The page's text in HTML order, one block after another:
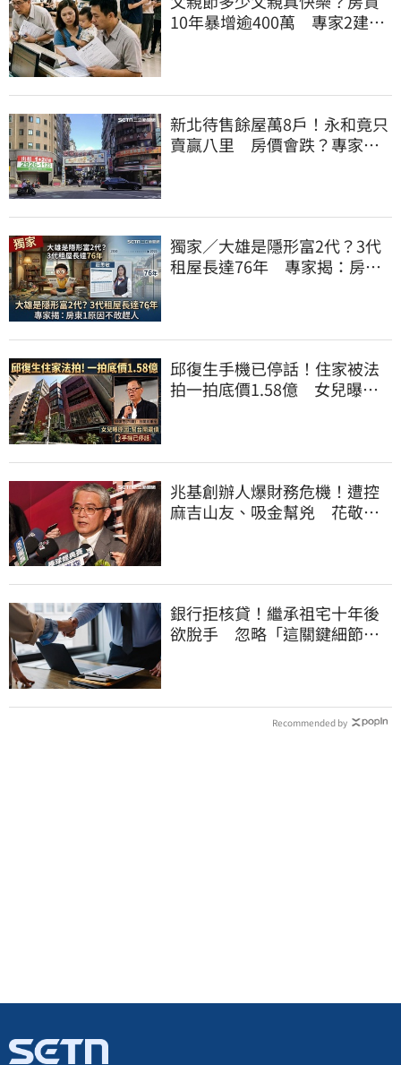
10年暴增逾400萬 專家2建議
新北待售餘屋萬8戶！永和竟只
賣贏八里 房價會跌？專家：
獨家／大雄是隱形富2代？3代
租屋長達76年 專家揭：房東1
邱復生手機已停話！住家被法
拍一拍底價1.58億 女兒曝原
兆基創辦人爆財務危機！遭控
麻吉山友、吸金幫兇 花敬群
銀行拒核貸！繼承祖宅十年後
欲脫手 忽略「這關鍵細節」
Recommended by